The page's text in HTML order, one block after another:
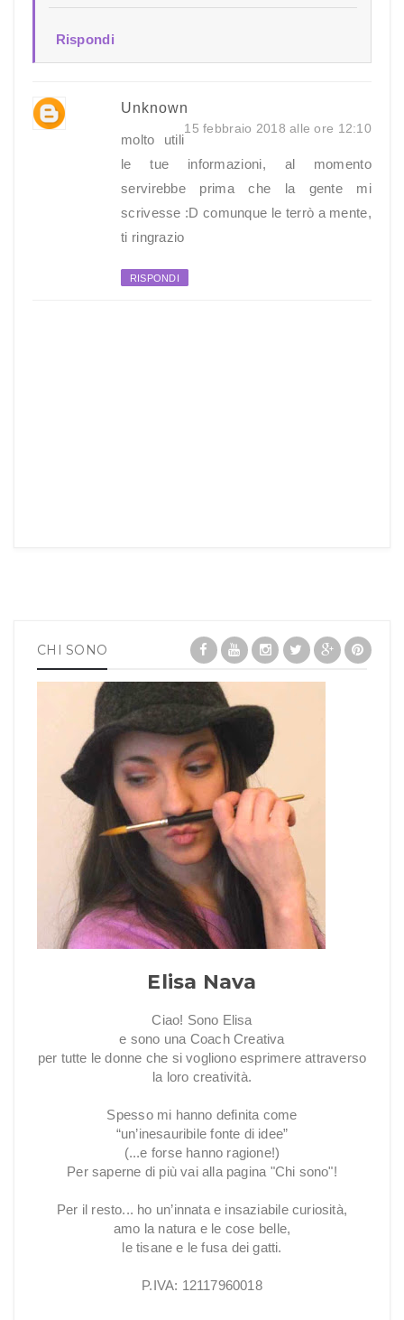
Rispondi
Unknown
15 febbraio 2018 alle ore 12:10
molto utili
le tue informazioni, al momento
servirebbe prima che la gente mi
scrivesse :D comunque le terrò a mente,
ti ringrazio
RISPONDI
CHI SONO
Elisa Nava
Ciao! Sono Elisa
e sono una Coach Creativa
per tutte le donne che si vogliono esprimere attraverso
la loro creatività.
Spesso mi hanno definita come
“un’inesauribile fonte di idee”
(...e forse hanno ragione!)
Per saperne di più vai alla pagina "Chi sono"!
Per il resto... ho un’innata e insaziabile curiosità,
amo la natura e le cose belle,
le tisane e le fusa dei gatti.
P.IVA: 12117960018